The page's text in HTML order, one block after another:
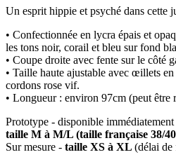
Un esprit hippie et psyché dans cette
• Confectionnée en lycra épais et
les tons noir, corail et bleu sur fond
• Coupe droite avec fente sur le côté
• Taille haute ajustable avec œillets
cordons rose vif.
• Longueur : environ 97cm (peut être
Prototype - disponible immédiatement
taille M à M/L (taille française 38/
Sur mesure - taille XS à XL (délai de